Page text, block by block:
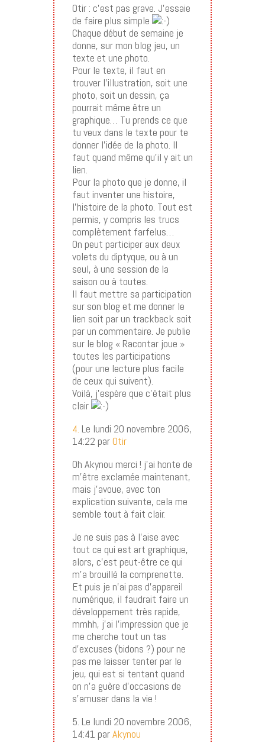
Otir : c’est pas grave. J’essaie
de faire plus simple
Chaque début de semaine je
donne, sur mon blog jeu, un
texte et une photo.
Pour le texte, il faut en
trouver l’illustration, soit une
photo, soit un dessin, ça
pourrait même être un
graphique… Tu prends ce que
tu veux dans le texte pour te
donner l’idée de la photo. Il
faut quand même qu’il y ait un
lien.
Pour la photo que je donne, il
faut inventer une histoire,
l’histoire de la photo. Tout est
permis, y compris les trucs
complètement farfelus…
On peut participer aux deux
volets du diptyque, ou à un
seul, à une session de la
saison ou à toutes.
Il faut mettre sa participation
sur son blog et me donner le
lien soit par un trackback soit
par un commentaire. Je publie
sur le blog « Racontar joue »
toutes les participations
(pour une lecture plus facile
de ceux qui suivent).
Voilà, j’espère que c’était plus
clair
4. Le lundi 20 novembre 2006,
14:22 parOtir
Oh Akynou merci ! j’ai honte de
m’être exclamée maintenant,
mais j’avoue, avec ton
explication suivante, cela me
semble tout à fait clair.
Je ne suis pas à l’aise avec
tout ce qui est art graphique,
alors, c’est peut-être ce qui
m’a brouillé la comprenette.
Et puis je n’ai pas d’appareil
numérique, il faudrait faire un
développement très rapide,
mmhh, j’ai l’impression que je
me cherche tout un tas
d’excuses (bidons ?) pour ne
pas me laisser tenter par le
jeu, qui est si tentant quand
on n’a guère d’occasions de
s’amuser dans la vie !
5. Le lundi 20 novembre 2006,
14:41 parAkynou